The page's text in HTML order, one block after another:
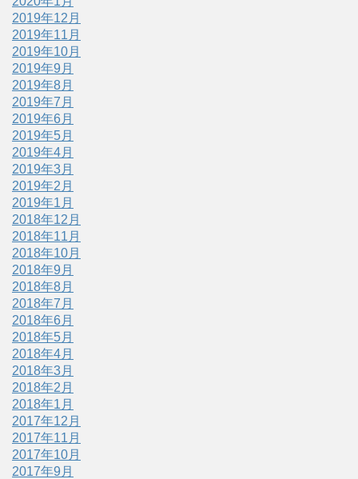
2019年12月
2019年11月
2019年10月
2019年9月
2019年8月
2019年7月
2019年6月
2019年5月
2019年4月
2019年3月
2019年2月
2019年1月
2018年12月
2018年11月
2018年10月
2018年9月
2018年8月
2018年7月
2018年6月
2018年5月
2018年4月
2018年3月
2018年2月
2018年1月
2017年12月
2017年11月
2017年10月
2017年9月